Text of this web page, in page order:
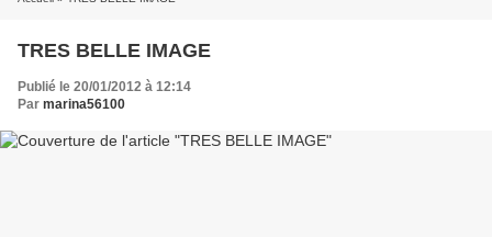
TRES BELLE IMAGE
Publié le 20/01/2012 à 12:14
Par marina56100